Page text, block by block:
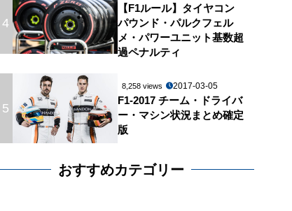
4
【F1ルール】タイヤコン
パウンド・パルクフェル
メ・パワーユニット基数超
過ペナルティ
5
8,258 views 2017-03-05
F1-2017 チーム・ドライバ
ー・マシン状況まとめ確定
版
おすすめカテゴリー